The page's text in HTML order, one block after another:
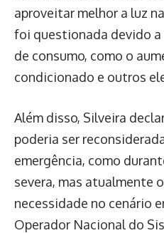
aproveitar melhor a luz
foi questionada devido a
de consumo, como o
condicionado e outros
Além disso, Silveira
poderia ser
emergência, como
severa, mas atualmente
necessidade no cenário
Operador Nacional do